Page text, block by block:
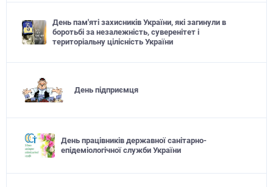
День пам'яті захисників України, які загинули в
боротьбі за незалежність, суверенітет і
територіальну цілісність України
День підприємця
День працівників державної санітарно-
епідеміологічної служби України